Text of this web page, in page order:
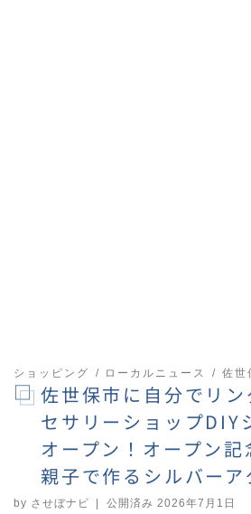
ショッピング ローカルニュース 佐世
佐世保市に自分でリ
セサリーショップDIY
オープン！オープン
親子で作るシルバーア
by させぼナビ | 公開済み 2026年7月1日